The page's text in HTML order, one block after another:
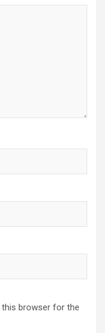
this browser for the